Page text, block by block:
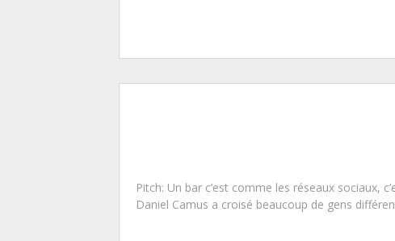
Pitch: Un bar c’est comme les réseaux sociaux,
Daniel Camus a croisé beaucoup de gens